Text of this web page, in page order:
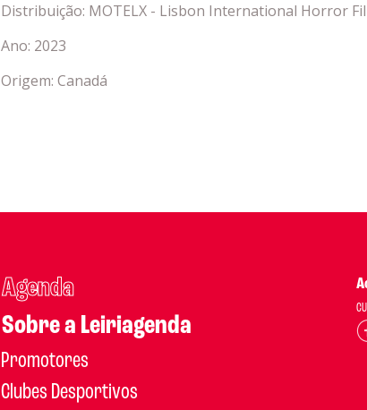
Distribuição: MOTELX - Lisbon International Horror
Ano: 2023
Origem: Canadá
Agenda
Sobre a Leiriagenda
Promotores
Clubes Desportivos